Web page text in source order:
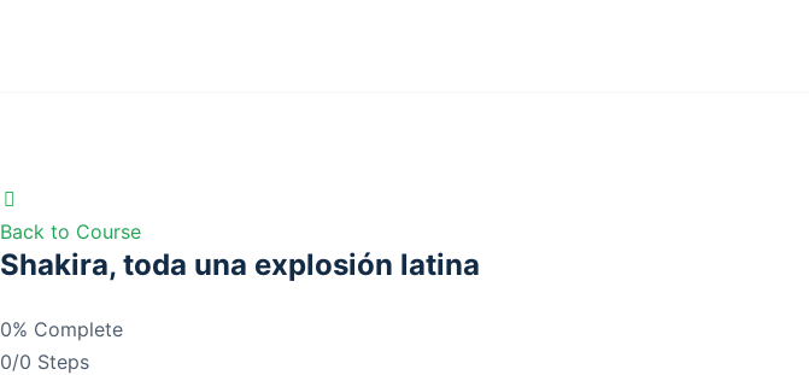
Back to Course
Shakira, toda una explosión latina
0% Complete
0/0 Steps